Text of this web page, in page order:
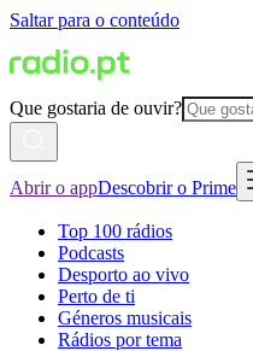
Saltar para o conteúdo
Que gostaria de ouvir?
Abrir o appDescobrir o Prime
Top 100 rádios
Podcasts
Desporto ao vivo
Perto de ti
Géneros musicais
Rádios por tema